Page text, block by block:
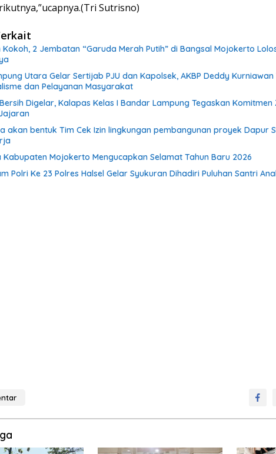
Sutrisno)
2 Jembatan “Garuda Merah Putih” di Bangsal Mojokerto
Utara Gelar Sertijab PJU dan Kapolsek, AKBP Deddy
dan Pelayanan Masyarakat
Digelar, Kalapas Kelas I Bandar Lampung Tegaskan
akan bentuk Tim Cek Izin lingkungan pembangunan proyek Dapur
Kabupaten Mojokerto Mengucapkan Selamat Tahun Baru 2026
Polri Ke 23 Polres Halsel Gelar Syukuran Dihadiri Puluhan Santri